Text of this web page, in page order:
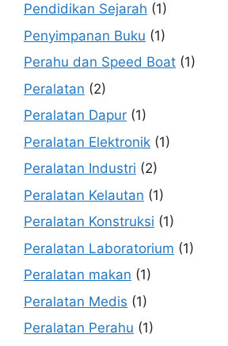
Pendidikan Sejarah (1)
Penyimpanan Buku (1)
Perahu dan Speed Boat (1)
Peralatan (2)
Peralatan Dapur (1)
Peralatan Elektronik (1)
Peralatan Industri (2)
Peralatan Kelautan (1)
Peralatan Konstruksi (1)
Peralatan Laboratorium (1)
Peralatan makan (1)
Peralatan Medis (1)
Peralatan Perahu (1)